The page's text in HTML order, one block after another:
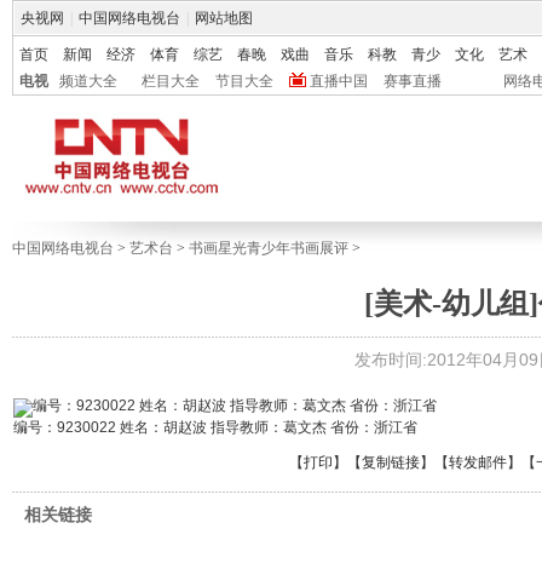
央视网 中国网络电视台 网站地图
首页 新闻 经济 体育 综艺 春晚 戏曲 音乐 科教 青少 文化
艺术
电视
频道大全 栏目大全 节目大全 直播中国 赛事直播 网络
中国网络电视台 > 艺术台 > 书画星光青少年书画展评 >
[美术-幼儿组]
发布时间:2012年04月
编号：9230022 姓名：胡赵波 指导教师：葛文杰 省份：浙江省
【打印 】【复制链接】【转发邮件】
相关链接